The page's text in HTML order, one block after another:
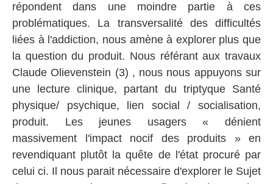
répondent dans une moindre partie à ces
problématiques. La transversalité des difficultés
liées à l'addiction, nous amène à explorer plus que
la question du produit. Nous référant aux travaux
Claude Olievenstein (3) , nous nous appuyons sur
une lecture clinique, partant du triptyque Santé
physique/ psychique, lien social / socialisation,
produit. Les jeunes usagers « dénient
massivement l'impact nocif des produits » en
revendiquant plutôt la quête de l'état procuré par
celui ci. Il nous parait nécessaire d'explorer le Sujet